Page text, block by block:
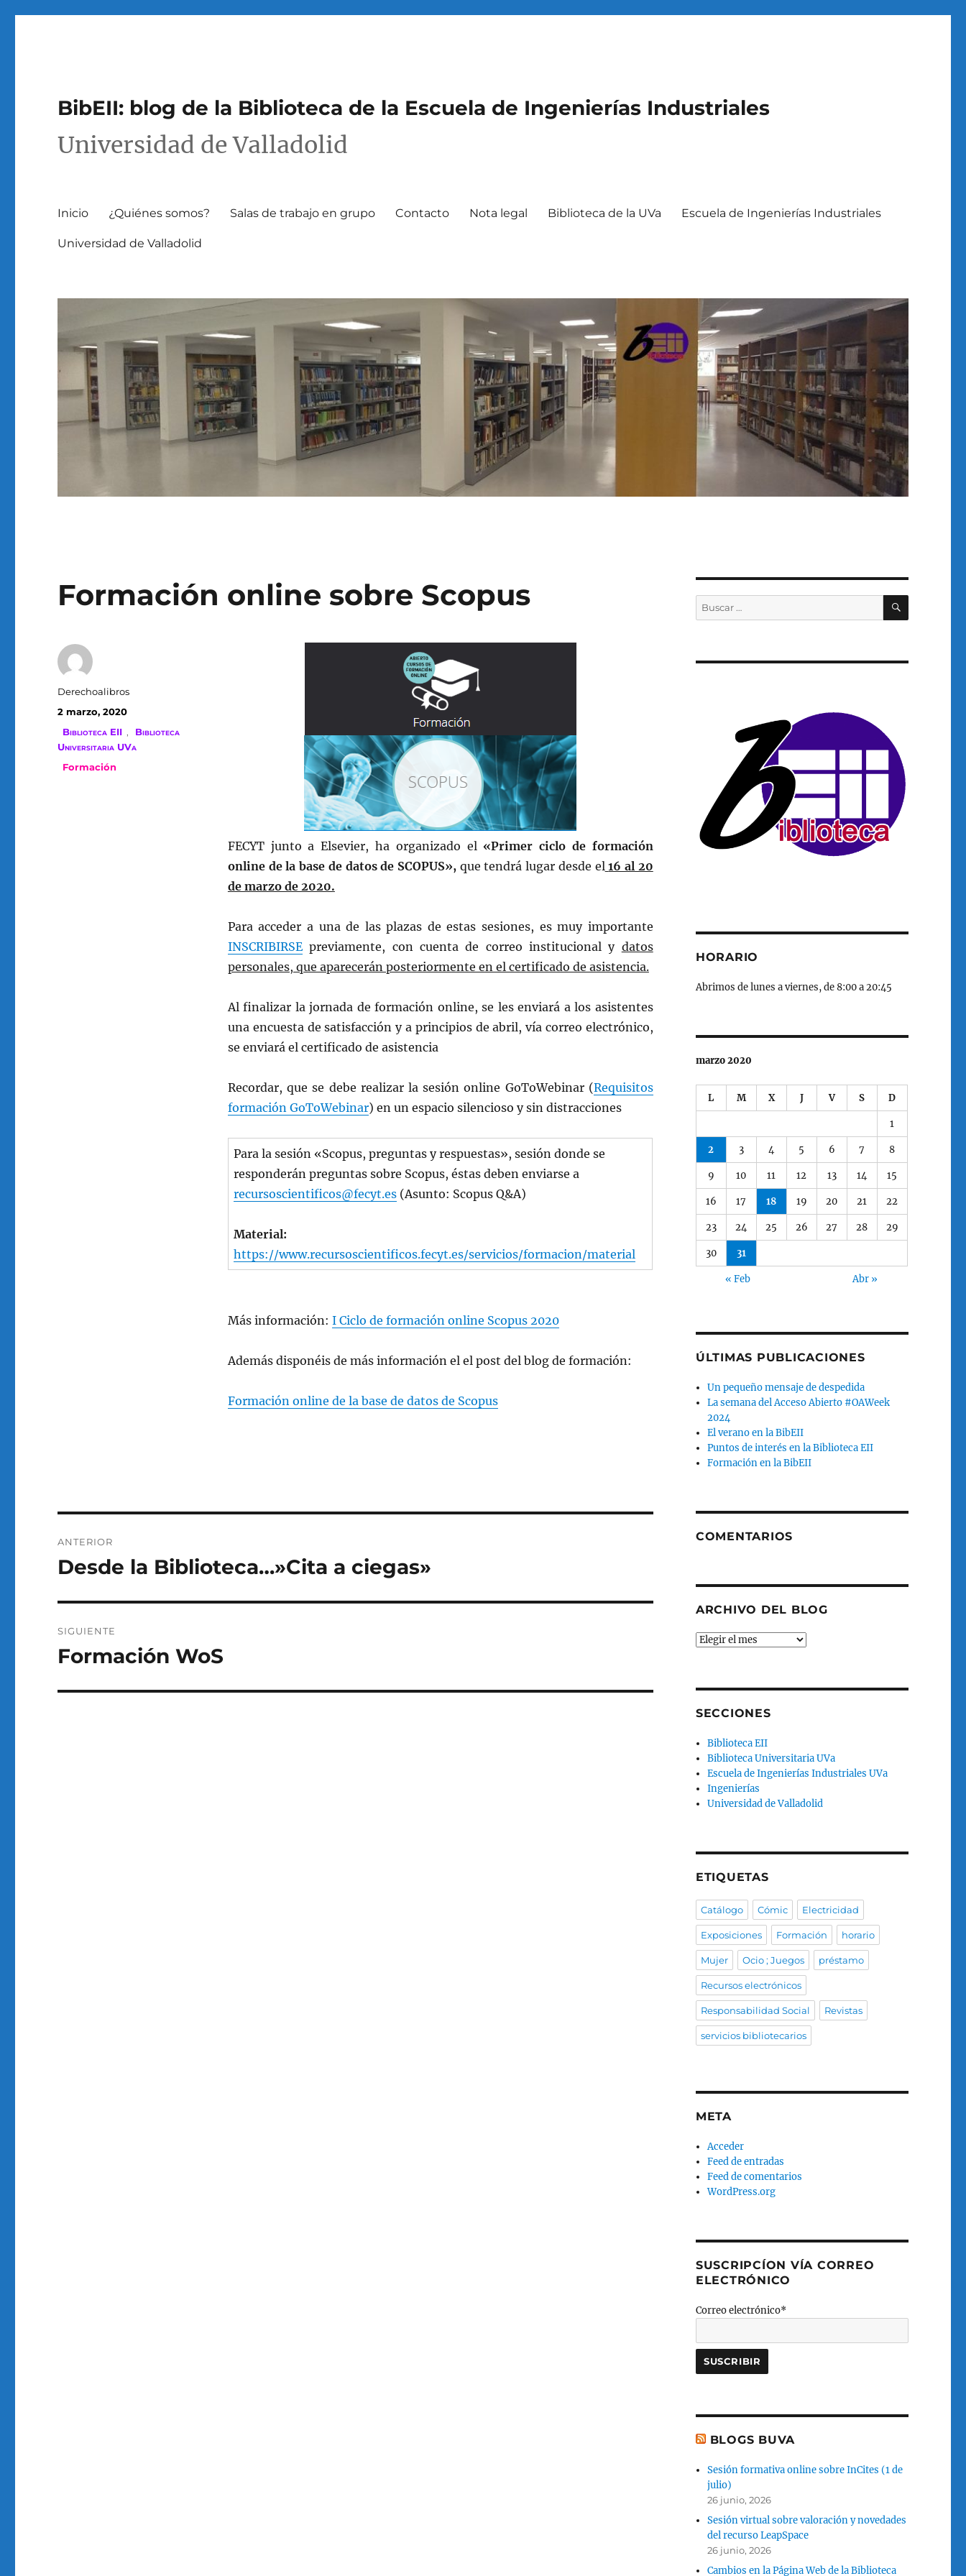
BibEII: blog de la Biblioteca de la Escuela de Ingenierías Industriales
Universidad de Valladolid
Inicio ¿Quiénes somos? Salas de trabajo en grupo Contacto Nota legal Biblioteca de la UVa Escuela de Ingenierías Industriales
Universidad de Valladolid
Formación online sobre Scopus
FECYT junto a Elsevier, ha organizado el «Primer ciclo de formación
online de la base de datos de SCOPUS»,que tendrá lugar desde el 16 al 20
de marzo de 2020.
Para acceder a una de las plazas de estas sesiones, es muy importante
INSCRIBIRSEpreviamente, con cuenta de correo institucional y datos
personales, que aparecerán posteriormente en el certificado de asistencia.
Al finalizar la jornada de formación online, se les enviará a los asistentes
una encuesta de satisfacción y a principios de abril, vía correo electrónico,
se enviará el certificado de asistencia
Recordar, que se debe realizar la sesión online GoToWebinar (Requisitos
formación GoToWebinar) en un espacio silencioso y sin distracciones
Para la sesión «Scopus, preguntas y respuestas», sesión donde se
responderán preguntas sobre Scopus, éstas deben enviarse a
recursoscientificos@fecyt.es(Asunto: Scopus Q&A)
Material:
https://www.recursoscientificos.fecyt.es/servicios/formacion/material
Más información: I Ciclo de formación online Scopus 2020
Además disponéis de más información el el post del blog de formación:
Formación online de la base de datos de Scopus
Autor
Derechoalibros
Publicado
el
2 marzo, 2020
Categorías
Biblioteca EII ,
Biblioteca
Universitaria UVa
Etiquetas
Formación
de
ANTERIOR
Entrada
Desde la Biblioteca…»Cita a ciegas»
SIGUIENTE
Entrada
Formación WoS
Buscar
por:
BUSCAR
HORARIO
Abrimos de lunes a viernes, de 8:00 a 20:45
marzo 2020
L M X J V S D
1
2 3 4 5 6 7 8
9 10 11 12 13 14 15
16 17 18 19 20 21 22
23 24 25 26 27 28 29
30 31
« Feb Abr »
ÚLTIMAS PUBLICACIONES
Un pequeño mensaje de despedida
La semana del Acceso Abierto #OAWeek
2024
El verano en la BibEII
Puntos de interés en la Biblioteca EII
Formación en la BibEII
COMENTARIOS
ARCHIVO DEL BLOG
Archivo
SECCIONES
Biblioteca EII
Biblioteca Universitaria UVa
Escuela de Ingenierías Industriales UVa
Ingenierías
Universidad de Valladolid
ETIQUETAS
Catálogo Cómic Electricidad
Exposiciones Formación horario
Mujer Ocio ; Juegos préstamo
Recursos electrónicos
Responsabilidad Social Revistas
servicios bibliotecarios
META
Acceder
Feed de entradas
Feed de comentarios
WordPress.org
SUSCRIPCÍON VÍA CORREO
ELECTRÓNICO
Correo electrónico*
BLOGS BUVA
Sesión formativa online sobre InCites (1 de
julio)
26 junio, 2026
Sesión virtual sobre valoración y novedades
del recurso LeapSpace
26 junio, 2026
Cambios en la Página Web de la Biblioteca